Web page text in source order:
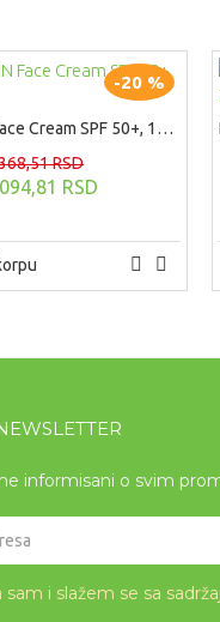
-20 %
BURRA SUN Face Cream SPF 50+, 100ml
RSD
RSD
informisani o svim
sam i slažem se sa